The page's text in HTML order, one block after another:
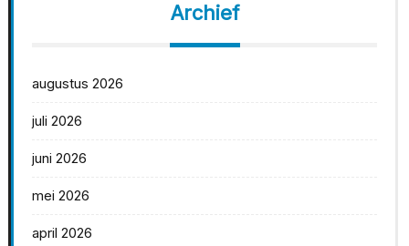
Archief
augustus 2026
juli 2026
juni 2026
mei 2026
april 2026